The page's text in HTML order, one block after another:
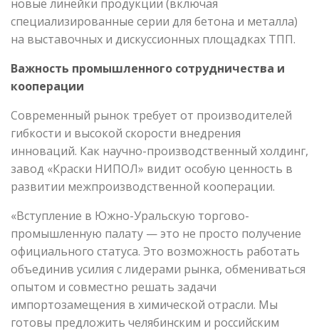
новые линейки продукции (включая
специализированные серии для бетона и металла)
на выставочных и дискуссионных площадках ТПП.
Важность промышленного сотрудничества и
кооперации
Современный рынок требует от производителей
гибкости и высокой скорости внедрения
инноваций. Как научно-производственный холдинг,
завод «Краски НИПОЛ» видит особую ценность в
развитии межпроизводственной кооперации.
«Вступление в Южно-Уральскую торгово-
промышленную палату — это не просто получение
официального статуса. Это возможность работать
объединив усилия с лидерами рынка, обмениваться
опытом и совместно решать задачи
импортозамещения в химической отрасли. Мы
готовы предложить челябинским и российским